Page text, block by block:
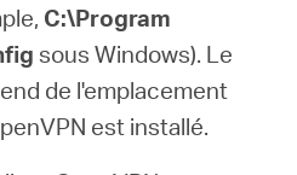
C:\Program
sous Windows). Le
de l'emplacement
est installé.